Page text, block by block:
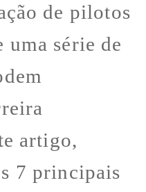
de pilotos
uma série de
artigo,
7 principais